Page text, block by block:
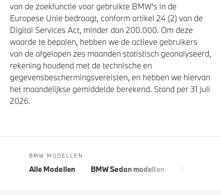
van de zoekfunctie voor gebruikte BMW's in de
Europese Unie bedraagt, conform artikel 24 (2) van de
Digital Services Act, minder dan 200.000. Om deze
waarde te bepalen, hebben we de actieve gebruikers
van de afgelopen zes maanden statistisch geanalyseerd,
rekening houdend met de technische en
gegevensbeschermingsvereisten, en hebben we hiervan
het maandelijkse gemiddelde berekend. Stand per 31 juli
2026.
BMW MODELLEN
Alle Modellen BMW Sedan modellen